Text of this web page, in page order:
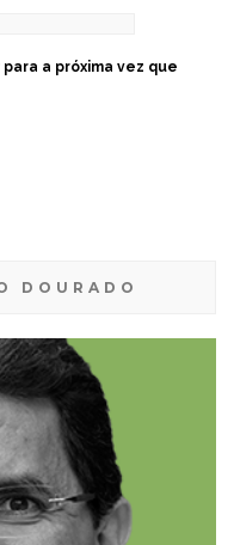
a próxima vez que
DOURADO